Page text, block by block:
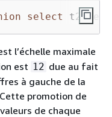
select
l’échelle maximale
est 12 due au fait
à gauche de la
promotion de
de chaque